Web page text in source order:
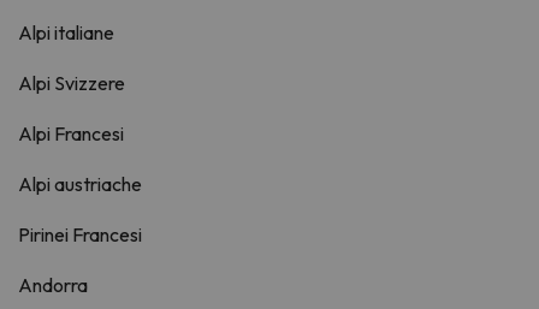
Alpi italiane
Alpi Svizzere
Alpi Francesi
Alpi austriache
Pirinei Francesi
Andorra